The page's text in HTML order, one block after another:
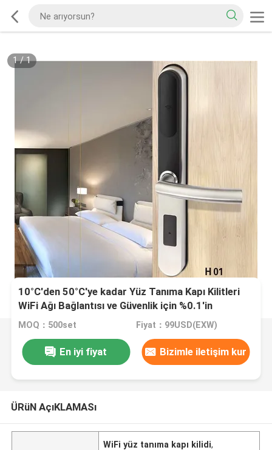
1/1
10°C'den 50°C'ye kadar Yüz Tanıma Kapı Kilitleri
WiFi Ağı Bağlantısı ve Güvenlik için %0.1'in
Altındaki Yanlış Kabul Hızı
MOQ：500set Fiyat：99USD(EXW)
En iyi fiyat Bizimle iletişim kur
ÜRüN AçıKLAMASı
WiFi yüz tanıma kapı kilidi,